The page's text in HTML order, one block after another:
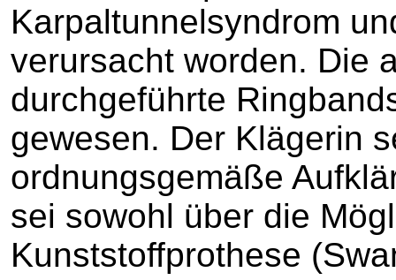
Karpaltunnelsyndrom
verursacht worden. Die
durchgeführte
gewesen. Der Klägerin
ordnungsgemäße
sei sowohl über die
Kunststoffprothese